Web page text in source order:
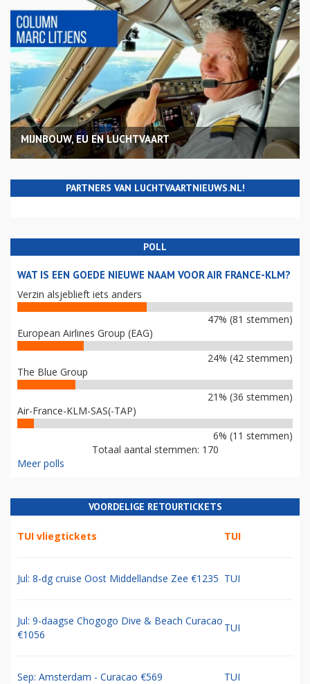
MIJNBOUW, EU EN LUCHTVAART
PARTNERS VAN LUCHTVAARTNIEUWS.NL!
POLL
WAT IS EEN GOEDE NIEUWE NAAM VOOR AIR FRANCE-KLM?
Verzin alsjeblieft iets anders
47% (81 stemmen)
European Airlines Group (EAG)
24% (42 stemmen)
The Blue Group
21% (36 stemmen)
Air-France-KLM-SAS(-TAP)
6% (11 stemmen)
Totaal aantal stemmen: 170
Meer polls
VOORDELIGE RETOURTICKETS
TUI vliegtickets TUI
Jul: 8-dg cruise Oost Middellandse Zee €1235 TUI
Jul: 9-daagse Chogogo Dive & Beach Curacao
€1056
TUI
Sep: Amsterdam - Curacao €569 TUI